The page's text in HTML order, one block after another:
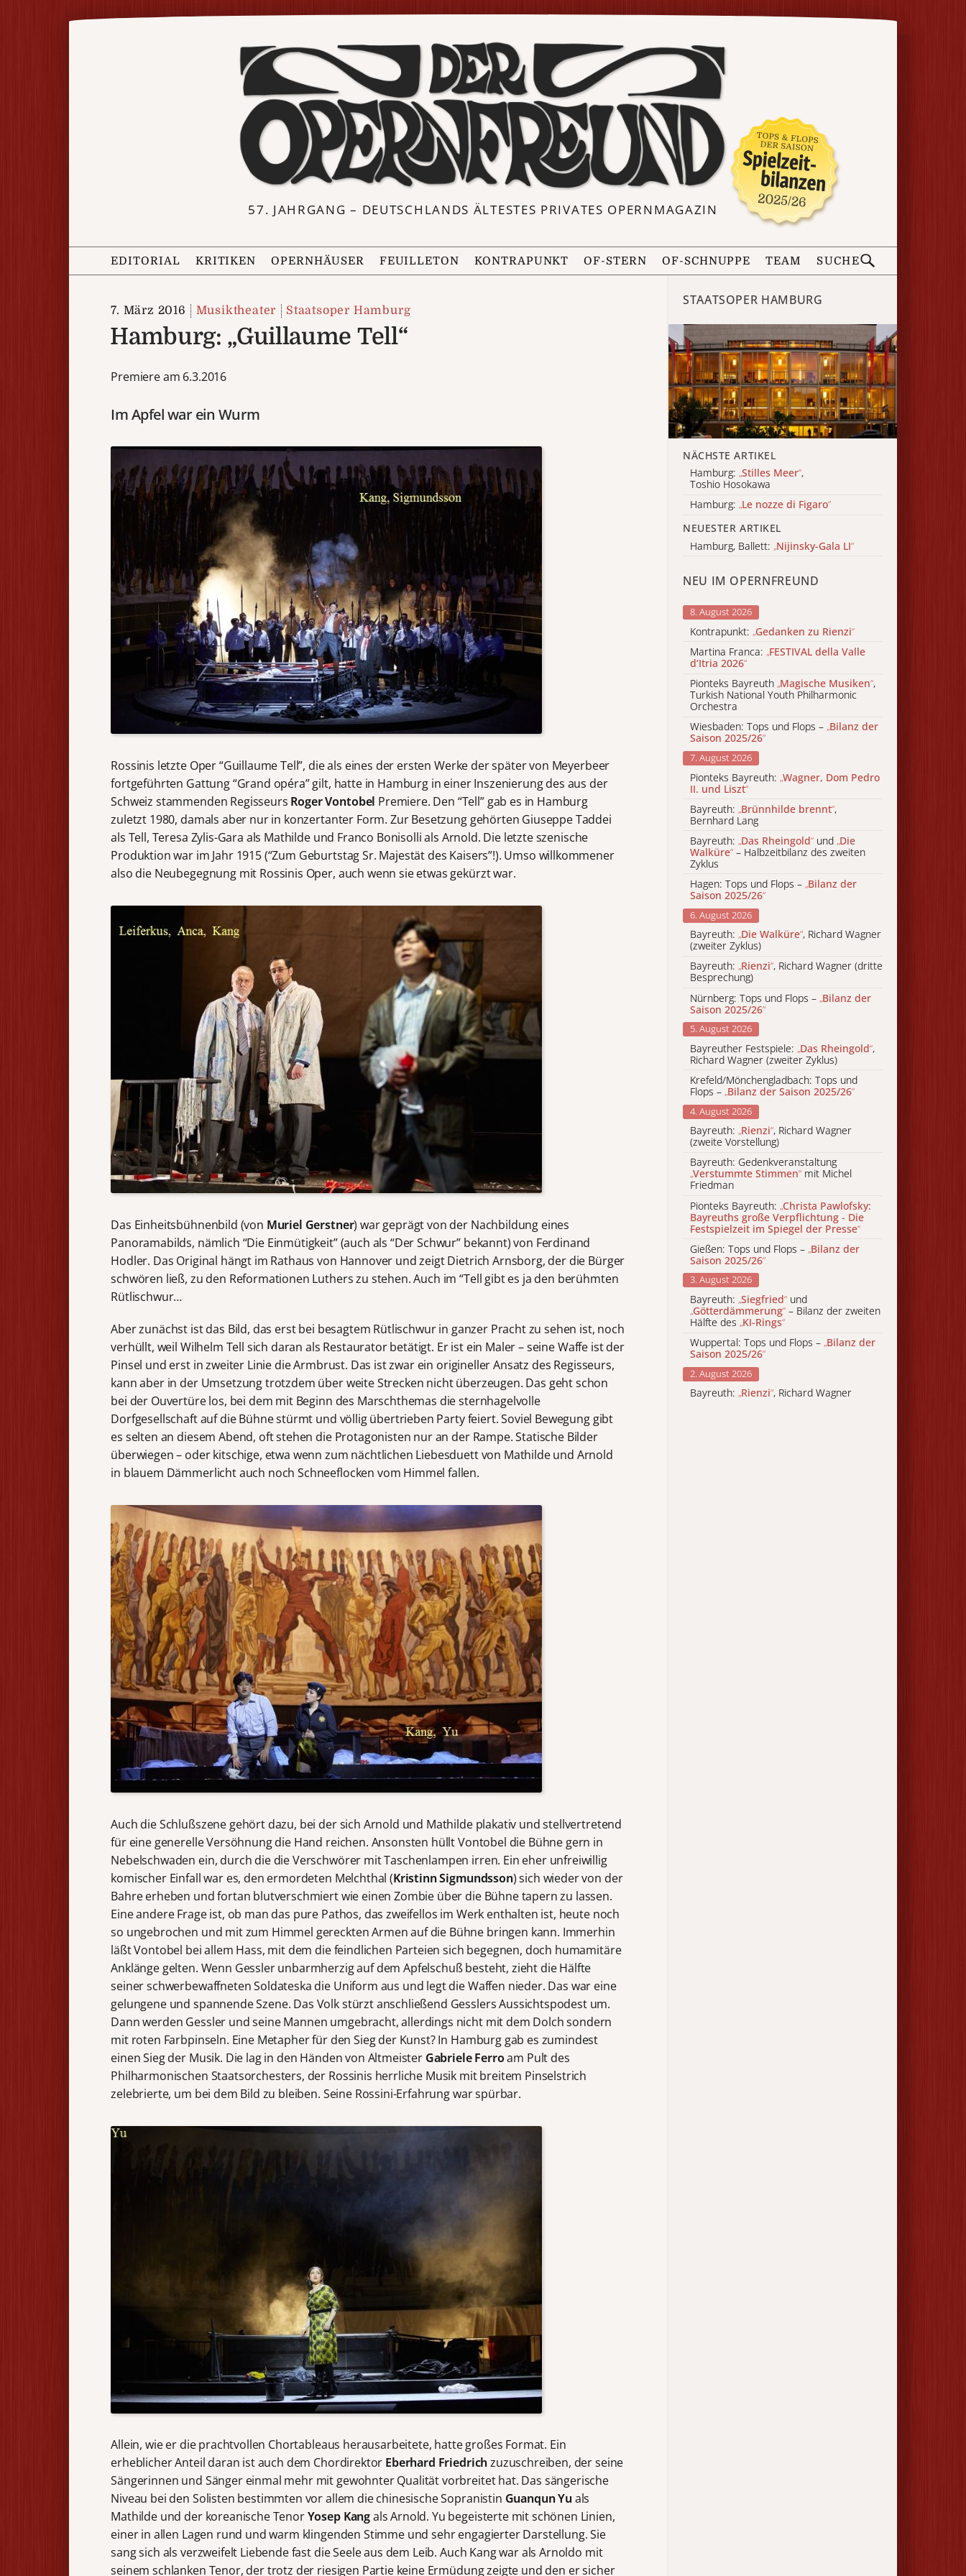
57. JAHRGANG – DEUTSCHLANDS ÄLTESTES PRIVATES OPERNMAGAZIN
EDITORIAL KRITIKEN OPERNHÄUSER FEUILLETON KONTRAPUNKT OF-STERN OF-SCHNUPPE TEAM SUCHE
7. März 2016 Musiktheater Staatsoper Hamburg
Hamburg: „Guillaume Tell“
Premiere am 6.3.2016
Im Apfel war ein Wurm
Rossinis letzte Oper “Guillaume Tell”, die als eines der ersten Werke der später von Meyerbeer
fortgeführten Gattung “Grand opéra” gilt, hatte in Hamburg in einer Inszenierung des aus der
Schweiz stammenden Regisseurs Roger Vontobel Premiere. Den “Tell” gab es in Hamburg
zuletzt 1980, damals aber nur in konzertanter Form. Zur Besetzung gehörten Giuseppe Taddei
als Tell, Teresa Zylis-Gara als Mathilde und Franco Bonisolli als Arnold. Die letzte szenische
Produktion war im Jahr 1915 (“Zum Geburtstag Sr. Majestät des Kaisers”!). Umso willkommener
also die Neubegegnung mit Rossinis Oper, auch wenn sie etwas gekürzt war.
Das Einheitsbühnenbild (von Muriel Gerstner) war geprägt von der Nachbildung eines
Panoramabilds, nämlich “Die Einmütigkeit” (auch als “Der Schwur” bekannt) von Ferdinand
Hodler. Das Original hängt im Rathaus von Hannover und zeigt Dietrich Arnsborg, der die Bürger
schwören ließ, zu den Reformationen Luthers zu stehen. Auch im “Tell gibt es ja den berühmten
Rütlischwur…
Aber zunächst ist das Bild, das erst bei besagtem Rütlischwur in ganzer Pracht zu sehen ist, noch
verhüllt, weil Wilhelm Tell sich daran als Restaurator betätigt. Er ist ein Maler – seine Waffe ist der
Pinsel und erst in zweiter Linie die Armbrust. Das ist zwar ein origineller Ansatz des Regisseurs,
kann aber in der Umsetzung trotzdem über weite Strecken nicht überzeugen. Das geht schon
bei der Ouvertüre los, bei dem mit Beginn des Marschthemas die sternhagelvolle
Dorfgesellschaft auf die Bühne stürmt und völlig übertrieben Party feiert. Soviel Bewegung gibt
es selten an diesem Abend, oft stehen die Protagonisten nur an der Rampe. Statische Bilder
überwiegen – oder kitschige, etwa wenn zum nächtlichen Liebesduett von Mathilde und Arnold
in blauem Dämmerlicht auch noch Schneeflocken vom Himmel fallen.
Auch die Schlußszene gehört dazu, bei der sich Arnold und Mathilde plakativ und stellvertretend
für eine generelle Versöhnung die Hand reichen. Ansonsten hüllt Vontobel die Bühne gern in
Nebelschwaden ein, durch die die Verschwörer mit Taschenlampen irren. Ein eher unfreiwillig
komischer Einfall war es, den ermordeten Melchthal (Kristinn Sigmundsson) sich wieder von der
Bahre erheben und fortan blutverschmiert wie einen Zombie über die Bühne tapern zu lassen.
Eine andere Frage ist, ob man das pure Pathos, das zweifellos im Werk enthalten ist, heute noch
so ungebrochen und mit zum Himmel gereckten Armen auf die Bühne bringen kann. Immerhin
läßt Vontobel bei allem Hass, mit dem die feindlichen Parteien sich begegnen, doch humamitäre
Anklänge gelten. Wenn Gessler unbarmherzig auf dem Apfelschuß besteht, zieht die Hälfte
seiner schwerbewaffneten Soldateska die Uniform aus und legt die Waffen nieder. Das war eine
gelungene und spannende Szene. Das Volk stürzt anschließend Gesslers Aussichtspodest um.
Dann werden Gessler und seine Mannen umgebracht, allerdings nicht mit dem Dolch sondern
mit roten Farbpinseln. Eine Metapher für den Sieg der Kunst? In Hamburg gab es zumindest
einen Sieg der Musik. Die lag in den Händen von Altmeister Gabriele Ferroam Pult des
Philharmonischen Staatsorchesters, der Rossinis herrliche Musik mit breitem Pinselstrich
zelebrierte, um bei dem Bild zu bleiben. Seine Rossini-Erfahrung war spürbar.
Allein, wie er die prachtvollen Chortableaus herausarbeitete, hatte großes Format. Ein
erheblicher Anteil daran ist auch dem Chordirektor Eberhard Friedrichzuzuschreiben, der seine
Sängerinnen und Sänger einmal mehr mit gewohnter Qualität vorbreitet hat. Das sängerische
Niveau bei den Solisten bestimmten vor allem die chinesische Sopranistin Guanqun Yu als
Mathilde und der koreanische TenorYosep Kangals Arnold. Yu begeisterte mit schönen Linien,
einer in allen Lagen rund und warm klingenden Stimme und sehr engagierter Darstellung. Sie
sang sich als verzweifelt Liebende fast die Seele aus dem Leib. Auch Kang war als Arnoldo mit
seinem schlanken Tenor, der trotz der riesigen Partie keine Ermüdung zeigte und den er sicher
STAATSOPER HAMBURG
NÄCHSTE ARTIKEL
Hamburg: „Stilles Meer“,
Toshio Hosokawa
Hamburg: „Le nozze di Figaro“
NEUESTER ARTIKEL
Hamburg, Ballett: „Nijinsky-Gala LI“
NEU IM OPERNFREUND
8. August 2026
Kontrapunkt: „Gedanken zu Rienzi“
Martina Franca: „FESTIVAL della Valle
d’Itria 2026“
Pionteks Bayreuth „Magische Musiken“,
Turkish National Youth Philharmonic
Orchestra
Wiesbaden: Tops und Flops – „Bilanz der
Saison 2025/26“
7. August 2026
Pionteks Bayreuth: „Wagner, Dom Pedro
II. und Liszt“
Bayreuth: „Brünnhilde brennt“,
Bernhard Lang
Bayreuth: „Das Rheingold“ und „Die
Walküre“ – Halbzeitbilanz des zweiten
Zyklus
Hagen: Tops und Flops – „Bilanz der
Saison 2025/26“
6. August 2026
Bayreuth: „Die Walküre“, Richard Wagner
(zweiter Zyklus)
Bayreuth: „Rienzi“, Richard Wagner (dritte
Besprechung)
Nürnberg: Tops und Flops – „Bilanz der
Saison 2025/26“
5. August 2026
Bayreuther Festspiele: „Das Rheingold“,
Richard Wagner (zweiter Zyklus)
Krefeld/Mönchengladbach: Tops und
Flops – „Bilanz der Saison 2025/26“
4. August 2026
Bayreuth: „Rienzi“, Richard Wagner
(zweite Vorstellung)
Bayreuth: Gedenkveranstaltung
„Verstummte Stimmen“ mit Michel
Friedman
Pionteks Bayreuth: „Christa Pawlofsky:
Bayreuths große Verpflichtung - Die
Festspielzeit im Spiegel der Presse“
Gießen: Tops und Flops – „Bilanz der
Saison 2025/26“
3. August 2026
Bayreuth: „Siegfried“ und
„Götterdämmerung“ – Bilanz der zweiten
Hälfte des „KI-Rings“
Wuppertal: Tops und Flops – „Bilanz der
Saison 2025/26“
2. August 2026
Bayreuth: „Rienzi“, Richard Wagner